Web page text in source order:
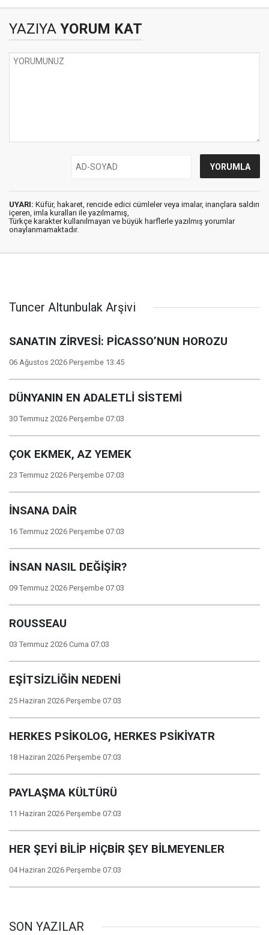
YAZIYA YORUM KAT
UYARI: Küfür, hakaret, rencide edici cümleler veya imalar, inançlara saldırı
içeren, imla kuralları ile yazılmamış,
Türkçe karakter kullanılmayan ve büyük harflerle yazılmış yorumlar
onaylanmamaktadır.
Tuncer Altunbulak Arşivi
SANATIN ZİRVESİ: PİCASSO’NUN HOROZU
06 Ağustos 2026 Perşembe 13:45
DÜNYANIN EN ADALETLİ SİSTEMİ
30 Temmuz 2026 Perşembe 07:03
ÇOK EKMEK, AZ YEMEK
23 Temmuz 2026 Perşembe 07:03
İNSANA DAİR
16 Temmuz 2026 Perşembe 07:03
İNSAN NASIL DEĞİŞİR?
09 Temmuz 2026 Perşembe 07:03
ROUSSEAU
03 Temmuz 2026 Cuma 07:03
EŞİTSİZLİĞİN NEDENİ
25 Haziran 2026 Perşembe 07:03
HERKES PSİKOLOG, HERKES PSİKİYATR
18 Haziran 2026 Perşembe 07:03
PAYLAŞMA KÜLTÜRÜ
11 Haziran 2026 Perşembe 07:03
HER ŞEYİ BİLİP HİÇBİR ŞEY BİLMEYENLER
04 Haziran 2026 Perşembe 07:03
SON YAZILAR